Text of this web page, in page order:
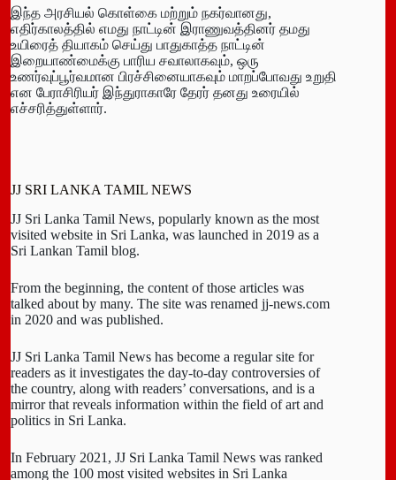
இந்த அரசியல் கொள்கை மற்றும் நகர்வானது,
எதிர்காலத்தில் எமது நாட்டின் இராணுவத்தினர் தமது
உயிரைத் தியாகம் செய்து பாதுகாத்த நாட்டின்
இறையாண்மைக்கு பாரிய சவாலாகவும், ஒரு
உணர்வுப்பூர்வமான பிரச்சினையாகவும் மாறப்போவது உறுதி
என பேராசிரியர் இந்துராகாரே தேரர் தனது உரையில்
எச்சரித்துள்ளார்.
JJ SRI LANKA TAMIL NEWS
JJ Sri Lanka Tamil News, popularly known as the most
visited website in Sri Lanka, was launched in 2019 as a
Sri Lankan Tamil blog.
From the beginning, the content of those articles was
talked about by many. The site was renamed jj-news.com
in 2020 and was published.
JJ Sri Lanka Tamil News has become a regular site for
readers as it investigates the day-to-day controversies of
the country, along with readers’ conversations, and is a
mirror that reveals information within the field of art and
politics in Sri Lanka.
In February 2021, JJ Sri Lanka Tamil News was ranked
among the 100 most visited websites in Sri Lanka